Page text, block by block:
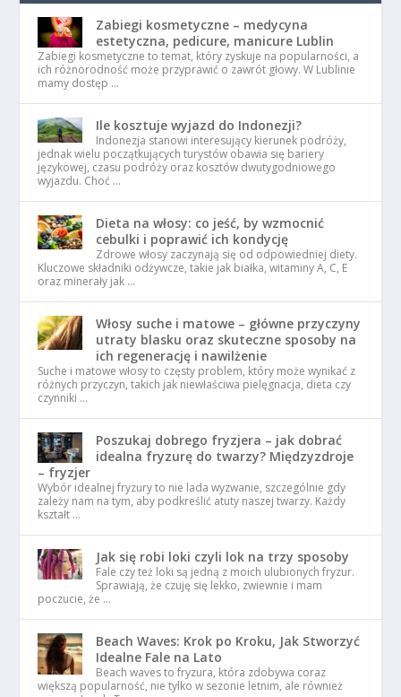
Zabiegi kosmetyczne – medycyna
estetyczna, pedicure, manicure Lublin
Zabiegi kosmetyczne to temat, który zyskuje na popularności, a
ich różnorodność może przyprawić o zawrót głowy. W Lublinie
mamy dostęp …
Ile kosztuje wyjazd do Indonezji?
Indonezja stanowi interesujący kierunek podróży,
jednak wielu początkujących turystów obawia się bariery
językowej, czasu podróży oraz kosztów dwutygodniowego
wyjazdu. Choć …
Dieta na włosy: co jeść, by wzmocnić
cebulki i poprawić ich kondycję
Zdrowe włosy zaczynają się od odpowiedniej diety.
Kluczowe składniki odżywcze, takie jak białka, witaminy A, C, E
oraz minerały jak …
Włosy suche i matowe – główne przyczyny
utraty blasku oraz skuteczne sposoby na
ich regenerację i nawilżenie
Suche i matowe włosy to częsty problem, który może wynikać z
różnych przyczyn, takich jak niewłaściwa pielęgnacja, dieta czy
czynniki …
Poszukaj dobrego fryzjera – jak dobrać
idealna fryzurę do twarzy? Międzyzdroje
– fryzjer
Wybór idealnej fryzury to nie lada wyzwanie, szczególnie gdy
zależy nam na tym, aby podkreślić atuty naszej twarzy. Każdy
kształt …
Jak się robi loki czyli lok na trzy sposoby
Fale czy też loki są jedną z moich ulubionych fryzur.
Sprawiają, że czuję się lekko, zwiewnie i mam
poczucie, że …
Beach Waves: Krok po Kroku, Jak Stworzyć
Idealne Fale na Lato
Beach waves to fryzura, która zdobywa coraz
większą popularność, nie tylko w sezonie letnim, ale również